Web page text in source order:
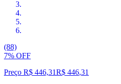
(88)
7% OFF
Preço R$ 446,31R$ 446,31